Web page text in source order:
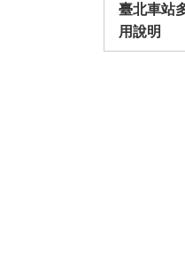
臺北車站
用說明